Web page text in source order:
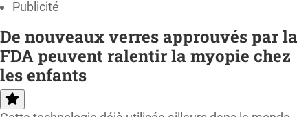
Publicité
De nouveaux verres approuvés par la
FDA peuvent ralentir la myopie chez
les enfants